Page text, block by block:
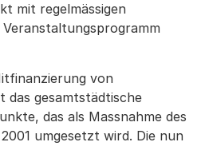
mit regelmässigen
von
gesamtstädtische
das als Massnahme des
umgesetzt wird. Die nun